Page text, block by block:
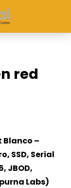
red
Blanco –
SSD, Serial
JBOD,
Labs)